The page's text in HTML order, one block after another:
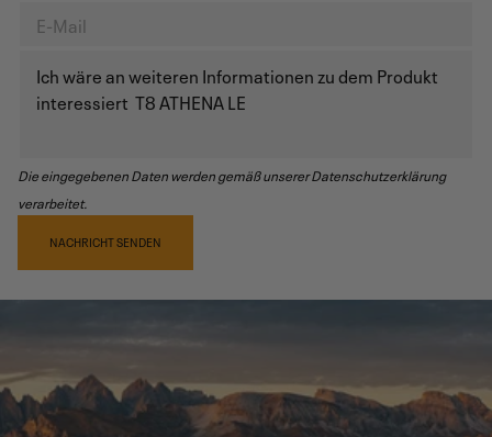
Die eingegebenen Daten werden gemäß unserer Datenschutzerklärung
verarbeitet.
NACHRICHT SENDEN